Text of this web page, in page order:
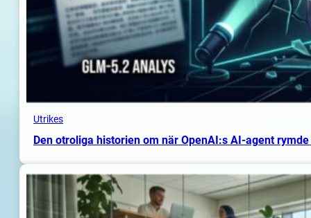
Utrikes
Den otroliga historien om när OpenAI:s AI-agent